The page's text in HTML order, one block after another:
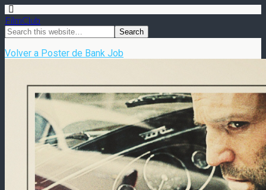
FilmClub
Volver a Poster de Bank Job